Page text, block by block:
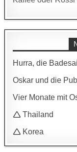
Hurra, die
Oskar und die
Vier Monate mit
🛆 Thailand
🛆 Korea